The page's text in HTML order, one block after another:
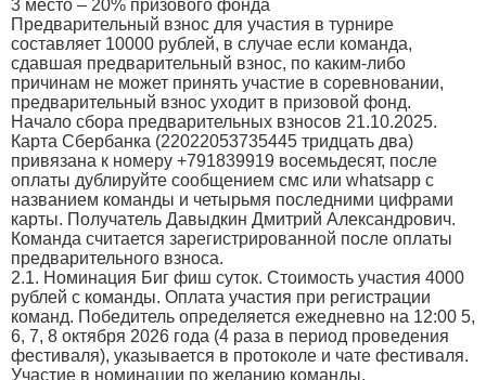
3 место – 20% призового фонда
Предварительный взнос для участия в турнире
составляет 10000 рублей, в случае если команда,
сдавшая предварительный взнос, по каким-либо
причинам не может принять участие в соревновании,
предварительный взнос уходит в призовой фонд.
Начало сбора предварительных взносов 21.10.2025.
Карта Сбербанка (22022053735445 тридцать два)
привязана к номеру +791839919 восемьдесят, после
оплаты дублируйте сообщением смс или whatsapp с
названием команды и четырьмя последними цифрами
карты. Получатель Давыдкин Дмитрий Александрович.
Команда считается зарегистрированной после оплаты
предварительного взноса.
2.1. Номинация Биг фиш суток. Стоимость участия 4000
рублей с команды. Оплата участия при регистрации
команд. Победитель определяется ежедневно на 12:00 5,
6, 7, 8 октября 2026 года (4 раза в период проведения
фестиваля), указывается в протоколе и чате фестиваля.
Участие в номинации по желанию команды.